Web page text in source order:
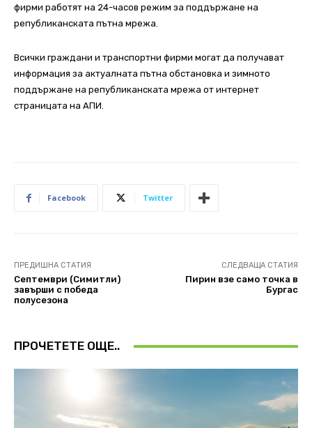
фирми работят на 24-часов режим за поддържане на
републиканската пътна мрежа.
Всички граждани и транспортни фирми могат да получават
информация за актуалната пътна обстановка и зимното
поддържане на републиканската мрежа от интернет
страницата на АПИ.
Facebook Twitter
ПРЕДИШНА СТАТИЯ
Септември (Симитли)
завърши с победа
полусезона
СЛЕДВАЩА СТАТИЯ
Пирин взе само точка в
Бургас
ПРОЧЕТЕТЕ ОЩЕ..